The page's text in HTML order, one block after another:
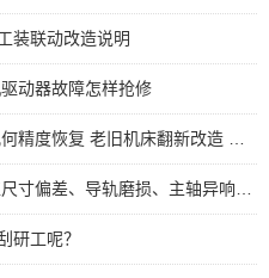
装联动改造说明
动器故障怎样抢修
研工呢？